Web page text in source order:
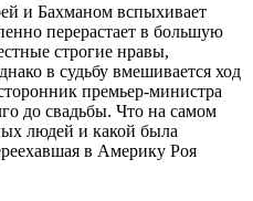
и Бахманом вспыхивает
перерастает в большую
строгие нравы,
в судьбу вмешивается ход
премьер-министра
до свадьбы. Что на самом
людей и какой была
в Америку Роя